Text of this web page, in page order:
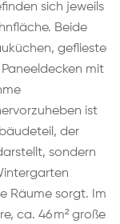
sich jeweils
Beide
geflieste
mit
ist
der
sondern
Räume sorgt. Im
ca. 46 m² große